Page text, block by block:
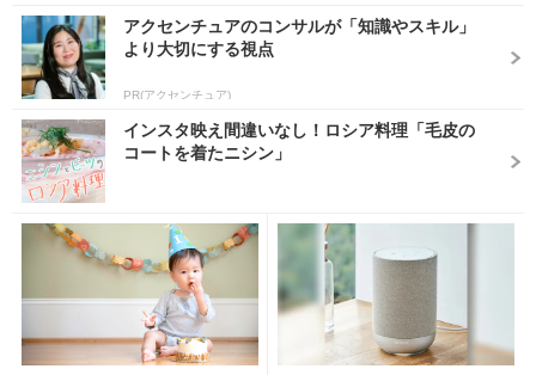
アクセンチュアのコンサルが「知識やスキル」
より大切にする視点
PR(アクセンチュア)
インスタ映え間違いなし！ロシア料理「毛皮の
コートを着たニシン」